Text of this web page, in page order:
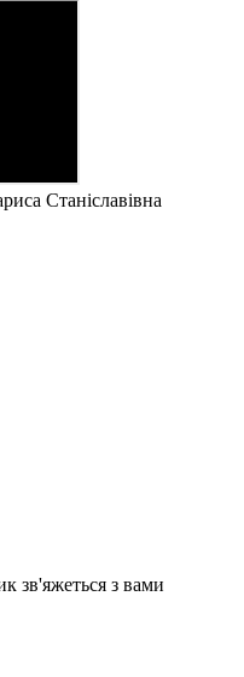
Станіславівна
зв'яжеться з вами